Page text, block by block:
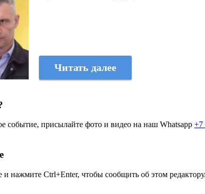
Читать далее
событие, присылайте фото и видео на наш Whatsapp +7
и нажмите Ctrl+Enter, чтобы сообщить об этом